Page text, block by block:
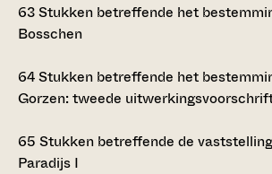
63Stukken betreffende het
Bosschen
64Stukken betreffende het
Gorzen: tweede
65 Stukken betreffende de
Paradijs I